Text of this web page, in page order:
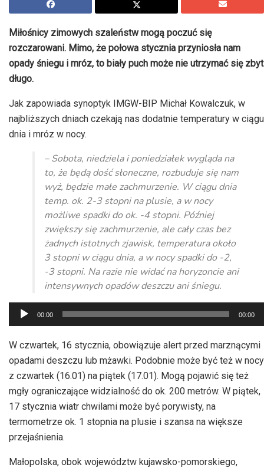
Miłośnicy zimowych szaleństw mogą poczuć się
rozczarowani. Mimo, że połowa stycznia przyniosła nam
opady śniegu i mróz, to biały puch może nie utrzymać się zbyt
długo.
Jak zapowiada synoptyk IMGW-BIP Michał Kowalczuk, w
najbliższych dniach czekają nas dodatnie temperatury w ciągu
dnia i mróz w nocy.
– Sobota, niedziela i poniedziałek wygląda na
to, że będą dość słoneczne, rozbuduje się nam
wyż, będzie małe zachmurzenie. W ciągu dnia
temp. ok. 2-3 stopni na plusie, a w nocy
możliwe spadki do ok. -4 stopni. Później
zwiększy się zachmurzenie, ale cały czas bez
żadnych istotnych zjawisk, temperatura około
3 stopni w ciągu dnia, a w nocy spadki do -2,
-3 stopni. Na razie nie widać na horyzoncie ani
intensywnych opadów deszczu ani śniegu.
Odtwarzacz
plików
dźwiękowych
00:00 00:00
W czwartek, 16 stycznia, obowiązuje alert przed marznącymi
opadami deszczu lub mżawki. Podobnie może być też w nocy
z czwartek (16.01) na piątek (17.01). Mogą pojawić się też
mgły ograniczające widzialność do ok. 200 metrów. W piątek,
17 stycznia wiatr chwilami może być porywisty, na
termometrze ok. 1 stopnia na plusie i szansa na większe
przejaśnienia.
Małopolska, obok województw kujawsko-pomorskiego,